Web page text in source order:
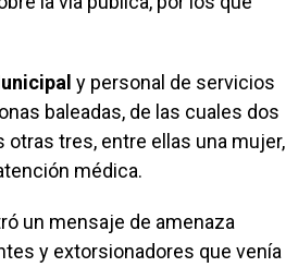
y personal de servicios
baleadas, de las cuales dos
tres, entre ellas una mujer,
médica.
un mensaje de amenaza
y extorsionadores que venía